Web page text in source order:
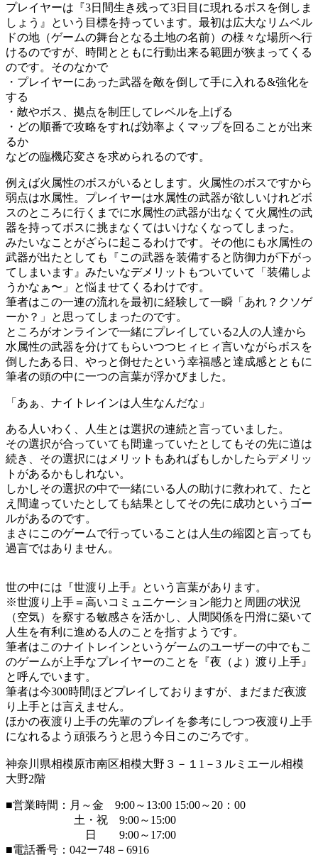
プレイヤーは『3日間生き残って3日目に現れるボスを倒しま
しょう』という目標を持っています。最初は広大なリムベル
ドの地（ゲームの舞台となる土地の名前）の様々な場所へ行
けるのですが、時間とともに行動出来る範囲が狭まってくる
のです。そのなかで
・プレイヤーにあった武器を敵を倒して手に入れる&強化を
する
・敵やボス、拠点を制圧してレベルを上げる
・どの順番で攻略をすれば効率よくマップを回ることが出来
るか
などの臨機応変さを求められるのです。
例えば火属性のボスがいるとします。火属性のボスですから
弱点は水属性。プレイヤーは水属性の武器が欲しいけれどボ
スのところに行くまでに水属性の武器が出なくて火属性の武
器を持ってボスに挑まなくてはいけなくなってしまった。
みたいなことがざらに起こるわけです。その他にも水属性の
武器が出たとしても『この武器を装備すると防御力が下がっ
てしまいます』みたいなデメリットもついていて「装備しよ
うかなぁ〜」と悩ませてくるわけです。
筆者はこの一連の流れを最初に経験して一瞬「あれ？クソゲ
ーか？」と思ってしまったのです。
ところがオンラインで一緒にプレイしている2人の人達から
水属性の武器を分けてもらいつつヒィヒィ言いながらボスを
倒したある日、やっと倒せたという幸福感と達成感とともに
筆者の頭の中に一つの言葉が浮かびました。
「あぁ、ナイトレインは人生なんだな」
ある人いわく、人生とは選択の連続と言っていました。
その選択が合っていても間違っていたとしてもその先に道は
続き、その選択にはメリットもあればもしかしたらデメリッ
トがあるかもしれない。
しかしその選択の中で一緒にいる人の助けに救われて、たと
え間違っていたとしても結果としてその先に成功というゴー
ルがあるのです。
まさにこのゲームで行っていることは人生の縮図と言っても
過言ではありません。
世の中には『世渡り上手』という言葉があります。
※世渡り上手＝高いコミュニケーション能力と周囲の状況
（空気）を察する敏感さを活かし、人間関係を円滑に築いて
人生を有利に進める人のことを指すようです。
筆者はこのナイトレインというゲームのユーザーの中でもこ
のゲームが上手なプレイヤーのことを『夜（よ）渡り上手』
と呼んでいます。
筆者は今300時間ほどプレイしておりますが、まだまだ夜渡
り上手とは言えません。
ほかの夜渡り上手の先輩のプレイを参考にしつつ夜渡り上手
になれるよう頑張ろうと思う今日このごろです。
神奈川県相模原市南区相模大野３－１1－3 ルミエール相模
大野2階
■営業時間：月～金 9:00～13:00 15:00～20：00
土・祝 9:00～15:00
日 9:00～17:00
■電話番号：042ー748－6916